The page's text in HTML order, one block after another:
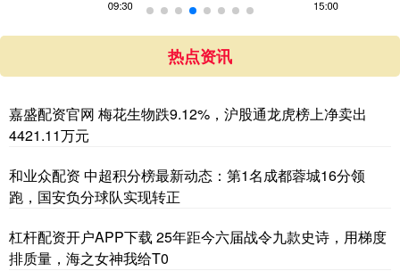
热点资讯
嘉盛配资官网 梅花生物跌9.12%，沪股通龙虎榜上净卖出
4421.11万元
和业众配资 中超积分榜最新动态：第1名成都蓉城16分领
跑，国安负分球队实现转正
杠杆配资开户APP下载 25年距今六届战令九款史诗，用梯度
排质量，海之女神我给T0